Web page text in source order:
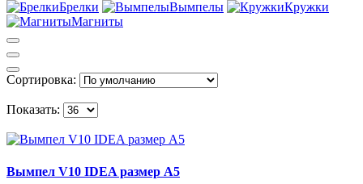
Брелки Вымпелы
Кружки
Магниты
Сортировка:
Показать:
Вымпел V10 IDEA размер A5